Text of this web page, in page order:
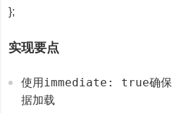
};
实现要点
使用 immediate: true确
据加载